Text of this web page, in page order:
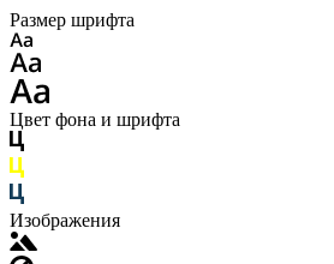
Размер шрифта
Цвет фона и шрифта
Изображения